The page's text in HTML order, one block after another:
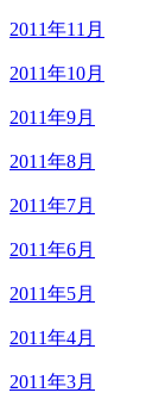
2011年11月
2011年10月
2011年9月
2011年8月
2011年7月
2011年6月
2011年5月
2011年4月
2011年3月